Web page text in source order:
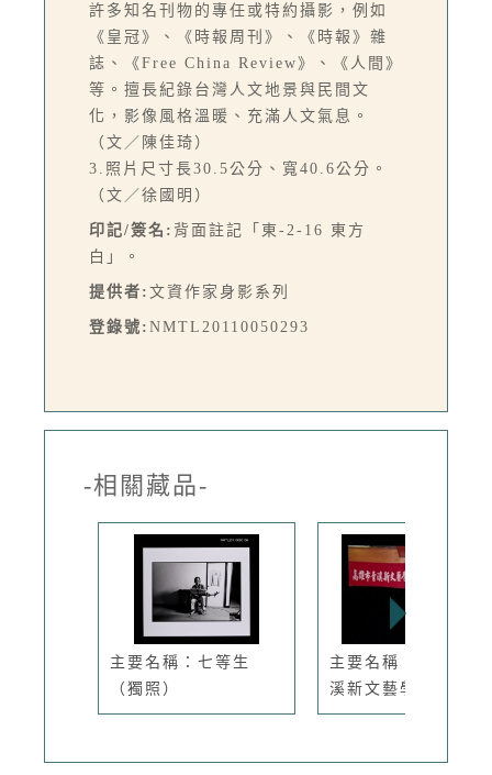
許多知名刊物的專任或特約攝影，例如
《皇冠》、《時報周刊》、《時報》雜
誌、《Free China Review》、《人間》
等。擅長紀錄台灣人文地景與民間文
化，影像風格溫暖、充滿人文氣息。
（文／陳佳琦）
3.照片尺寸長30.5公分、寬40.6公分。
（文／徐國明）
印記/簽名: 背面註記「東-2-16 東方
白」。
提供者: 文資作家身影系列
登錄號: NMTL20110050293
-相關藏品-
主要名稱：七等生
（獨照）
主要名稱：高雄市青
溪新文藝學...